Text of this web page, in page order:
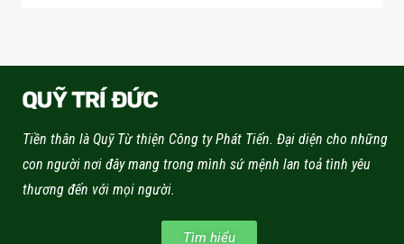
Tiền thân là Quỹ Từ thiện Công ty Phát Tiến. Đại diện cho những
con người nơi đây mang trong mình sứ mệnh lan toả tình yêu
thương đến với mọi người.
Tìm hiểu